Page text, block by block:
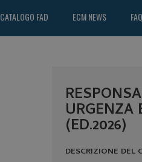
CATALOGO FAD ECM NEWS FAQ
URGENZA
(ED.2026)
DESCRIZIONE DEL